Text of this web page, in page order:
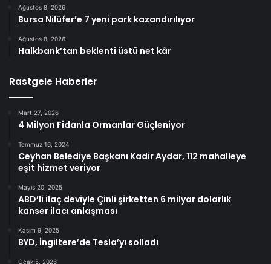
Ağustos 8, 2026
Bursa Nilüfer’e 7 yeni park kazandırılıyor
Ağustos 8, 2026
Halkbank’tan beklenti üstü net kâr
Rastgele Haberler
Mart 27, 2026
4 Milyon Fidanla Ormanlar Güçleniyor
Temmuz 16, 2024
Ceyhan Belediye Başkanı Kadir Aydar, 112 mahalleye
eşit hizmet veriyor
Mayıs 20, 2025
ABD’li ilaç deviyle Çinli şirketten 6 milyar dolarlık
kanser ilacı anlaşması
Kasım 9, 2025
BYD, İngiltere’de Tesla’yı solladı
Ocak 5, 2026